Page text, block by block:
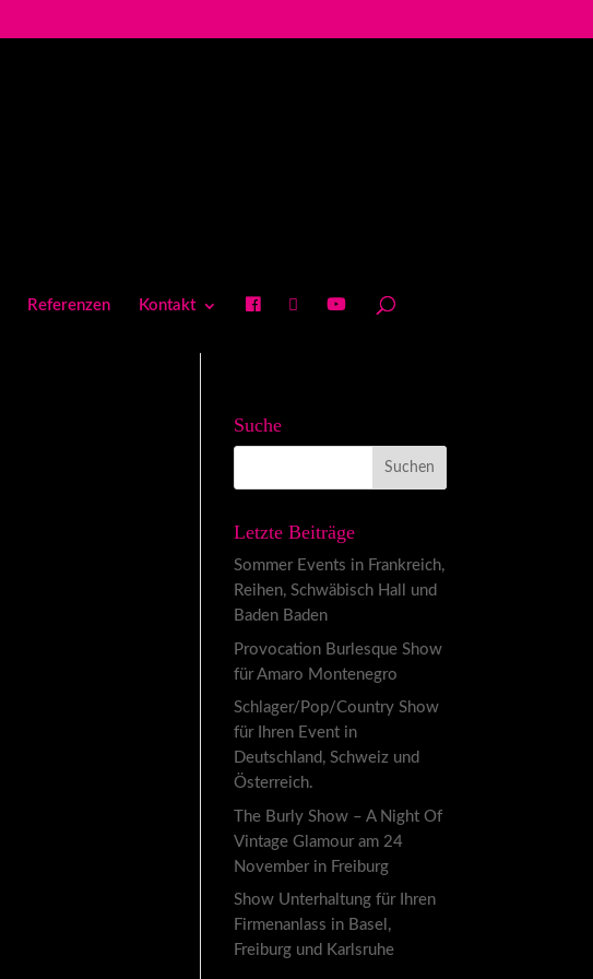
Referenzen Kontakt
Suche
Letzte Beiträge
Sommer Events in Frankreich,
Reihen, Schwäbisch Hall und
Baden Baden
Provocation Burlesque Show
für Amaro Montenegro
Schlager/Pop/Country Show
für Ihren Event in
Deutschland, Schweiz und
Österreich.
The Burly Show – A Night Of
Vintage Glamour am 24
November in Freiburg
Show Unterhaltung für Ihren
Firmenanlass in Basel,
Freiburg und Karlsruhe